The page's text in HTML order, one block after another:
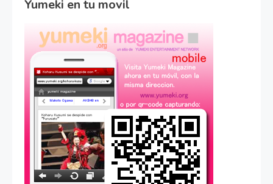
Yumeki en tu movil